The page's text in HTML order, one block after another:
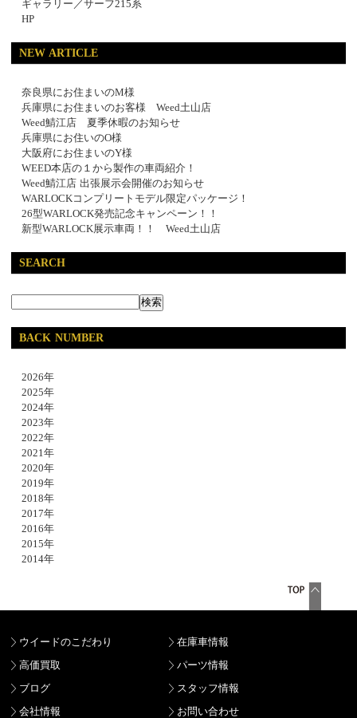
ギャラリー／サーフ215系
HP
NEW ARTICLE
奈良県にお住まいのM様
兵庫県にお住まいのお客様 Weed土山店
Weed鯖江店 夏季休暇のお知らせ
兵庫県にお住いのO様
大阪府にお住まいのY様
WEED本店の１から製作の車両紹介！
Weed鯖江店 出張展示会開催のお知らせ
WARLOCKコンプリートモデル限定パッケージ！
26型WARLOCK発売記念キャンペーン！！
新型WARLOCK展示車両！！ Weed土山店
SEARCH
BACK NUMBER
2026年
2025年
2024年
2023年
2022年
2021年
2020年
2019年
2018年
2017年
2016年
2015年
2014年
ウイードのこだわり
在庫車情報
高価買取
パーツ情報
ブログ
スタッフ情報
会社情報
お問い合わせ